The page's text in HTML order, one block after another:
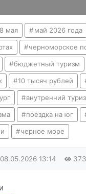
8 мая май 2026 года
черноморское
бюджетный туризм
10 тысяч рублей
внутренний
поездка на юг
черное море
08.05.2026 13:14 373